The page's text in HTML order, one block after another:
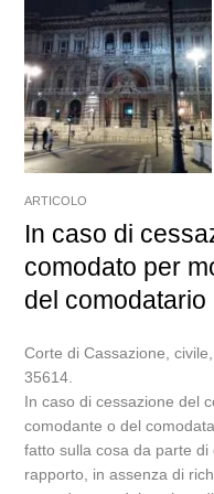
ARTICOLO
In caso di
comodato per
del comodatario
Corte di Cassazione,
35614.
In caso di cessazione del
comodante o del
fatto sulla cosa da parte di
rapporto, in assenza di